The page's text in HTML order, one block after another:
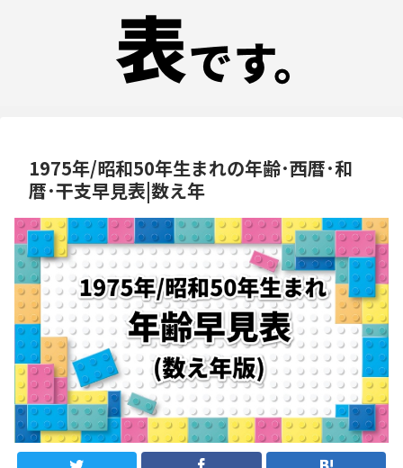
1975年/昭和50年生まれの年齢･西暦･和
暦･干支早見表|数え年